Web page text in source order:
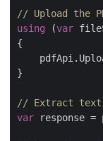
// Upload the
using (var
{
}
// Extract text
var response =